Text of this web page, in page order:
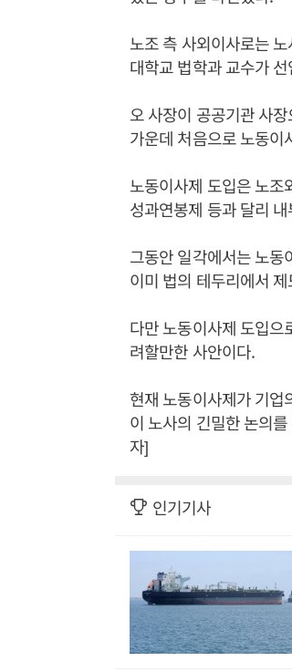
노조 측 사외이사로는
대학교 법학과 교수가
오 사장이 공공기관 사
가운데 처음으로 노동이
노동이사제 도입은 노
성과연봉제 등과 달리
그동안 일각에서는 노
이미 법의 테두리에서
다만 노동이사제 도입으
려할만한 사안이다.
현재 노동이사제가 기업
이 노사의 긴밀한 논의
자]
인기기사